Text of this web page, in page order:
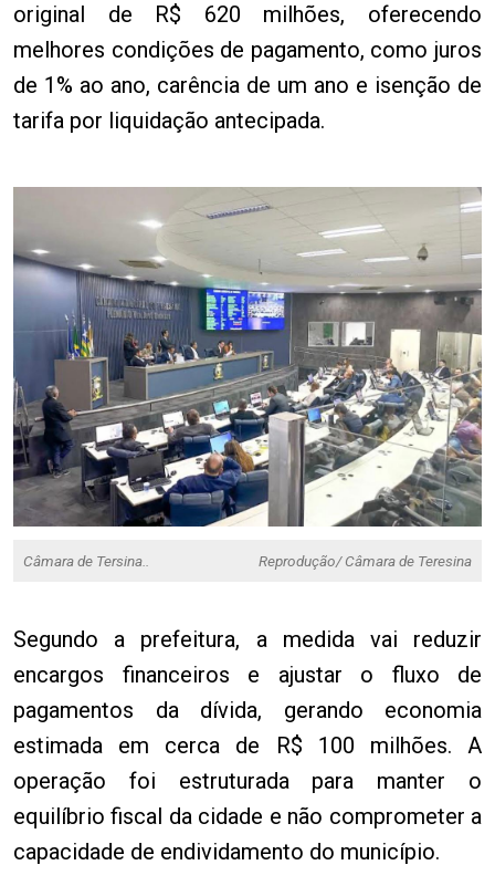
original de R$ 620 milhões, oferecendo
melhores condições de pagamento, como juros
de 1% ao ano, carência de um ano e isenção de
tarifa por liquidação antecipada.
Câmara de Tersina.. Reprodução/ Câmara de Teresina
Segundo a prefeitura, a medida vai reduzir
encargos financeiros e ajustar o fluxo de
pagamentos da dívida, gerando economia
estimada em cerca de R$ 100 milhões. A
operação foi estruturada para manter o
equilíbrio fiscal da cidade e não comprometer a
capacidade de endividamento do município.